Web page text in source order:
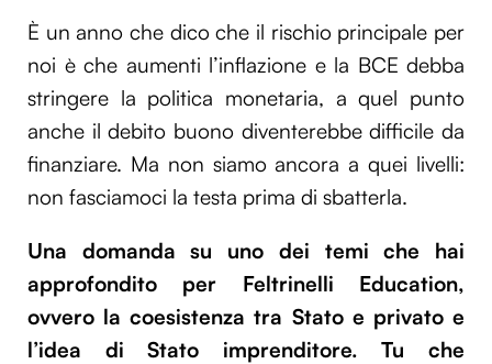
È un anno che dico che il rischio principale per
noi è che aumenti l’inflazione e la BCE debba
stringere la politica monetaria, a quel punto
anche il debito buono diventerebbe difficile da
finanziare. Ma non siamo ancora a quei livelli:
non fasciamoci la testa prima di sbatterla.
Una domanda su uno dei temi che hai
approfondito per Feltrinelli Education,
ovvero la coesistenza tra Stato e privato e
l’idea di Stato imprenditore. Tu che